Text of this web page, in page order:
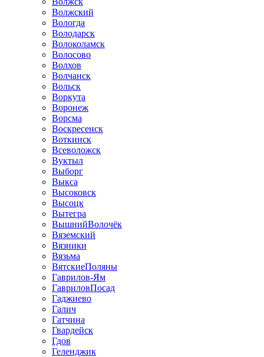
Волжский
Вологда
Володарск
Волоколамск
Волосово
Волхов
Волчанск
Вольск
Воркута
Воронеж
Ворсма
Воскресенск
Воткинск
Всеволожск
Вуктыл
Выборг
Выкса
Высоковск
Высоцк
Вытегра
ВышнийВолочёк
Вяземский
Вязники
Вязьма
ВятскиеПоляны
Гаврилов-Ям
ГавриловПосад
Гаджиево
Галич
Гатчина
Гвардейск
Гдов
Геленджик